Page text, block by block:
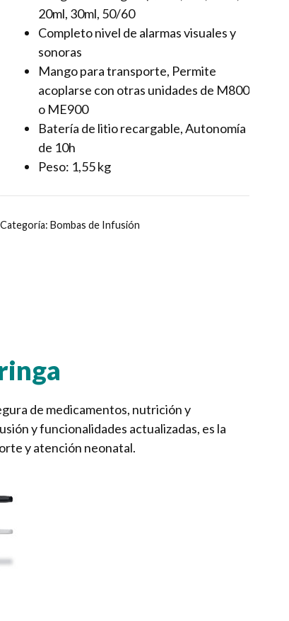
20ml, 30ml, 50/60
Completo nivel de alarmas visuales y
sonoras
Mango para transporte, Permite
acoplarse con otras unidades de M800
o ME900
Batería de litio recargable, Autonomía
de 10h
Peso: 1,55 kg
Categoría: Bombas de Infusión
de medicamentos, nutrición y
y funcionalidades actualizadas, es la
y atención neonatal.